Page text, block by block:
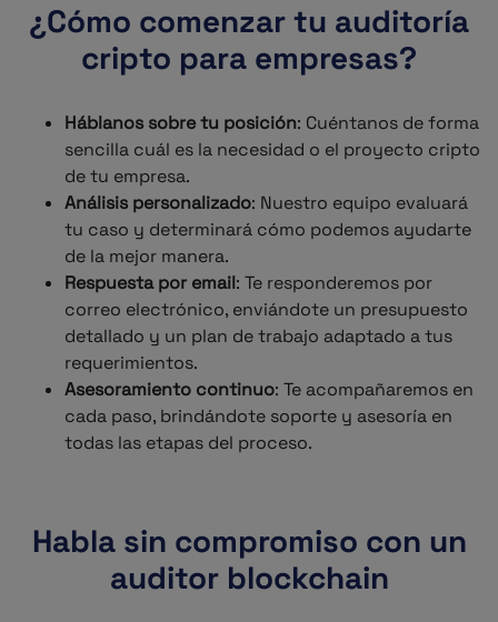
¿Cómo comenzar tu auditoría
cripto para empresas?
Háblanos sobre tu posición: Cuéntanos de forma
sencilla cuál es la necesidad o el proyecto cripto
de tu empresa.
Análisis personalizado: Nuestro equipo evaluará
tu caso y determinará cómo podemos ayudarte
de la mejor manera.
Respuesta por email: Te responderemos por
correo electrónico, enviándote un presupuesto
detallado y un plan de trabajo adaptado a tus
requerimientos.
Asesoramiento continuo: Te acompañaremos en
cada paso, brindándote soporte y asesoría en
todas las etapas del proceso.
Habla sin compromiso con un
auditor blockchain